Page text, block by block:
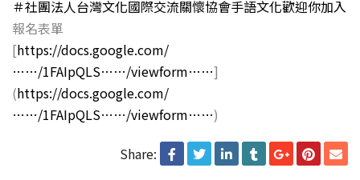
＃社團法人台灣文化國際交流關懷協會手語文化歡迎你加入
報名表單
[https://docs.google.com/
……/1FAIpQLS……/viewform……]
(https://docs.google.com/
……/1FAIpQLS……/viewform……)
Share: